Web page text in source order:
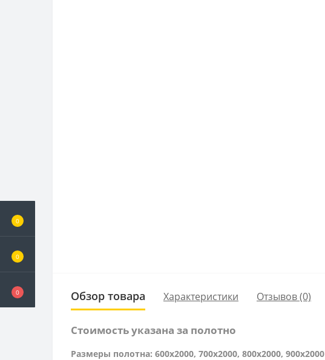
0
0
0 Обзор товара Характеристики Отзывов (0)
Стоимость указана за полотно
Размеры полотна: 600x2000, 700x2000, 800x2000, 900x2000